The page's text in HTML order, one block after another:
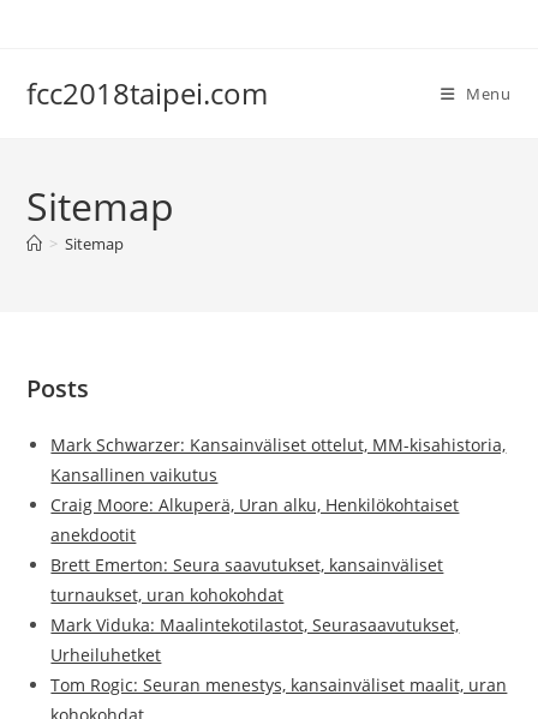
fcc2018taipei.com Menu
Sitemap
> Sitemap
Posts
Mark Schwarzer: Kansainväliset ottelut, MM-kisahistoria,
Kansallinen vaikutus
Craig Moore: Alkuperä, Uran alku, Henkilökohtaiset
anekdootit
Brett Emerton: Seura saavutukset, kansainväliset
turnaukset, uran kohokohdat
Mark Viduka: Maalintekotilastot, Seurasaavutukset,
Urheiluhetket
Tom Rogic: Seuran menestys, kansainväliset maalit, uran